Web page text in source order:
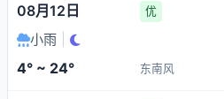
08月12日 优
小雨
4° ~ 24° 东南风